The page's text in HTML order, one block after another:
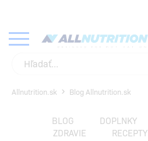
Allnutrition.sk Blog Allnutrition.sk
BLOG DOPLNKY
ZDRAVIE
RECEPTY